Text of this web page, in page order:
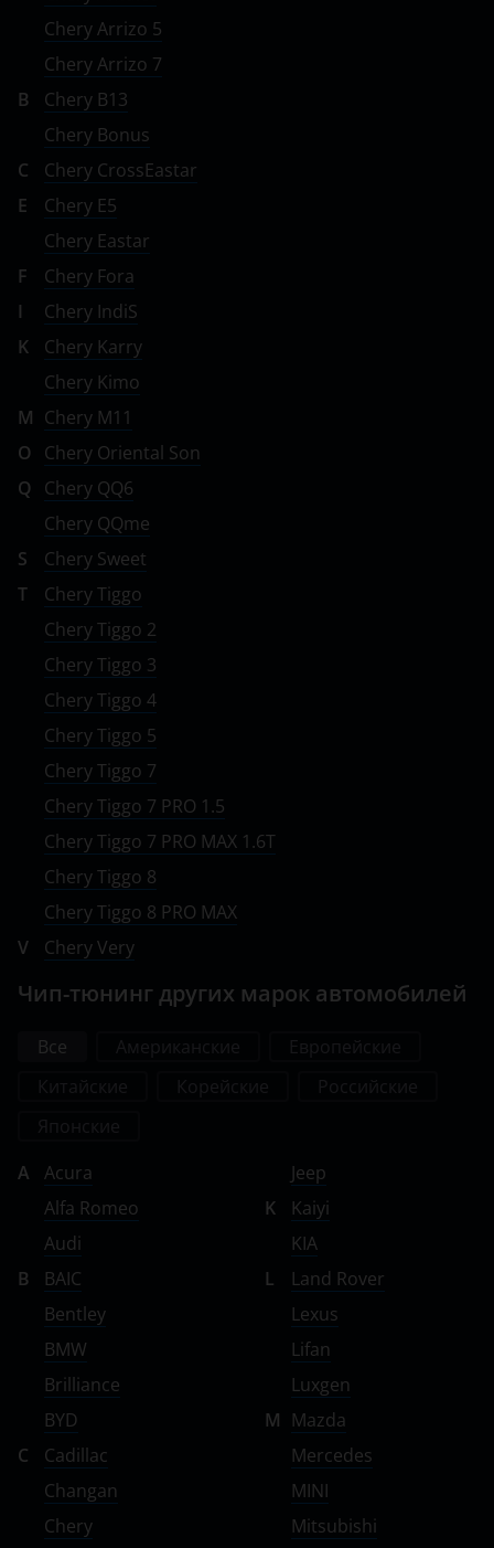
Chery Arrizo 5
Chery Arrizo 7
B
Chery B13
Chery Bonus
C
Chery CrossEastar
E
Chery E5
Chery Eastar
F
Chery Fora
I
Chery IndiS
K
Chery Karry
Chery Kimo
M Chery M11
O
Chery Oriental Son
Q
Chery QQ6
Chery QQme
S
Chery Sweet
T
Chery Tiggo
Chery Tiggo 2
Chery Tiggo 3
Chery Tiggo 4
Chery Tiggo 5
Chery Tiggo 7
Chery Tiggo 7 PRO 1.5
Chery Tiggo 7 PRO MAX 1.6T
Chery Tiggo 8
Chery Tiggo 8 PRO MAX
V
Chery Very
Чип-тюнинг других марок автомобилей
Все
A
Acura
Alfa Romeo
Audi
B
BAIC
Bentley
BMW
Brilliance
BYD
C
Cadillac
Changan
Chery
Jeep
K
Kaiyi
KIA
L
Land Rover
Lexus
Lifan
Luxgen
M Mazda
Mercedes
MINI
Mitsubishi